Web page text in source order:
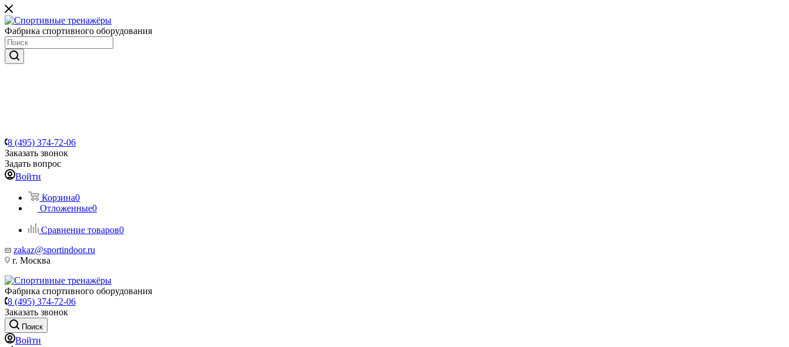
Фабрика спортивного оборудования
8 (495) 374-72-06
Заказать звонок
Задать вопрос
Войти
Корзина0
Отложенные0
Сравнение товаров0
zakaz@sportindoor.ru
г. Москва
Фабрика спортивного оборудования
8 (495) 374-72-06
Заказать звонок
Поиск
Войти